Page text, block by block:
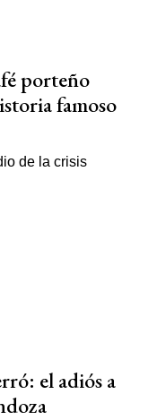
porteño
famoso
el adiós a